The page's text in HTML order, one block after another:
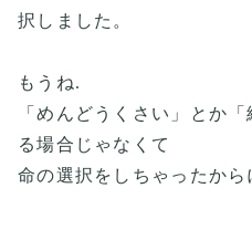
択しました。
もうね.
「めんどうくさい」とか
る場合じゃなくて
命の選択をしちゃったか